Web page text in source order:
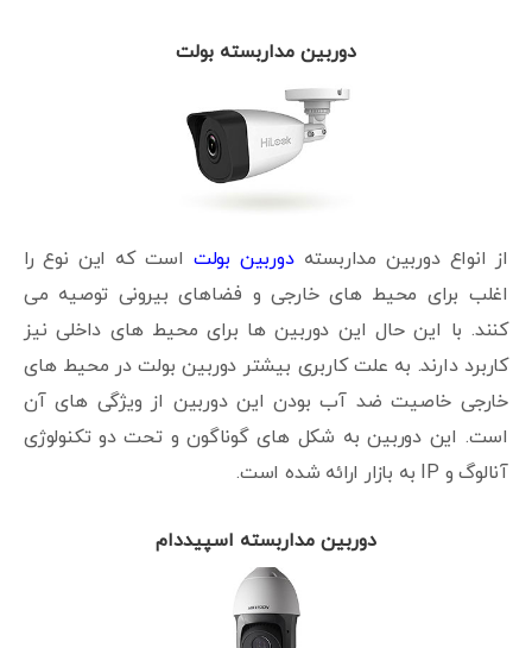
دوربین مداربسته بولت
از انواع دوربین مداربستهدوربین بولت است که این نوع را
اغلب برای محیط های خارجی و فضاهای بیرونی توصیه می
کنند. با این حال این دوربین ها برای محیط های داخلی نیز
کاربرد دارند. به علت کاربری بیشتر دوربین بولت در محیط های
خارجی خاصیت ضد آب بودن این دوربین از ویژگی های آن
است. این دوربین به شکل های گوناگون و تحت دو تکنولوژی
آنالوگ و IP به بازار ارائه شده است.
دوربین مداربسته اسپیددام